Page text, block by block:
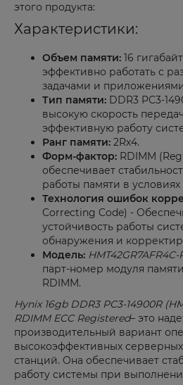
этого продукта:
Характеристики:
Объем памяти: 16
эффективно работать с
задачами и
Тип памяти: DDR3 PC3-
высокую скорость
эффективную работу
Ранг памяти: 2Rx4.
Форм-фактор: RDIMM
обеспечивает
работы памяти в
Технология ошибок
Correcting Code) -
устойчивость работы
обнаружения и
Модель: HMT42GR7AFR4C-
парт-номер модуля
RDIMM.
Hynix 16gb DDR3 PC3-14900R
RDIMM ECC Registered– это
производительный вариант
высокоэффективных
станций. Она обеспечивает
работу системы при